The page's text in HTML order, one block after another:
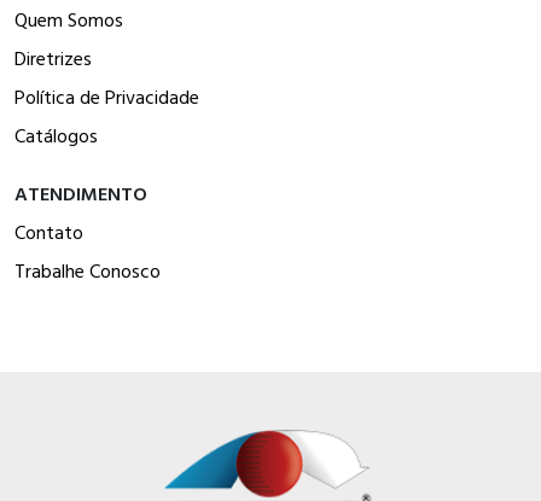
Quem Somos
Diretrizes
Política de Privacidade
Catálogos
ATENDIMENTO
Contato
Trabalhe Conosco